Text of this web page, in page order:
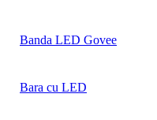
Banda LED Govee
Bara cu LED